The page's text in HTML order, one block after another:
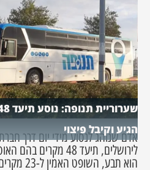
הגיע וקיבל פיצוי
אדם שנוהג לנסוע מידי יום דרך
לירושלים, תיעד 48
הוא תבע,